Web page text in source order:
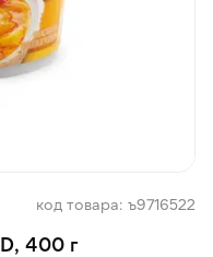
код товара: ъ9716522
400 г